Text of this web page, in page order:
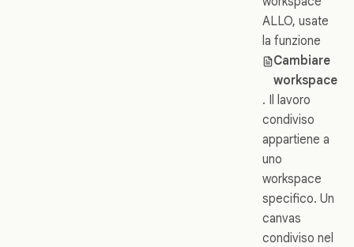
ALLO, usate
la funzione
Cambiare
workspace
. Il lavoro
condiviso
appartiene a
uno
workspace
specifico. Un
canvas
condiviso nel